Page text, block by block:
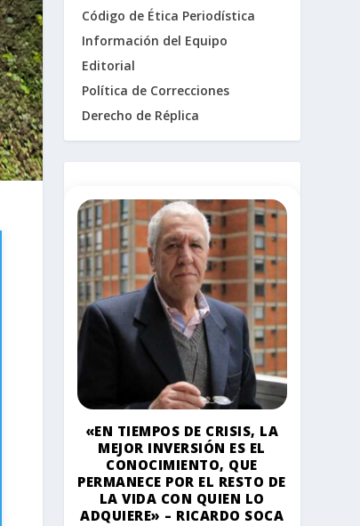
Código de Ética Periodística
Información del Equipo
Editorial
Política de Correcciones
Derecho de Réplica
«EN TIEMPOS DE CRISIS, LA
MEJOR INVERSIÓN ES EL
CONOCIMIENTO, QUE
PERMANECE POR EL RESTO DE
LA VIDA CON QUIEN LO
ADQUIERE» – RICARDO SOCA